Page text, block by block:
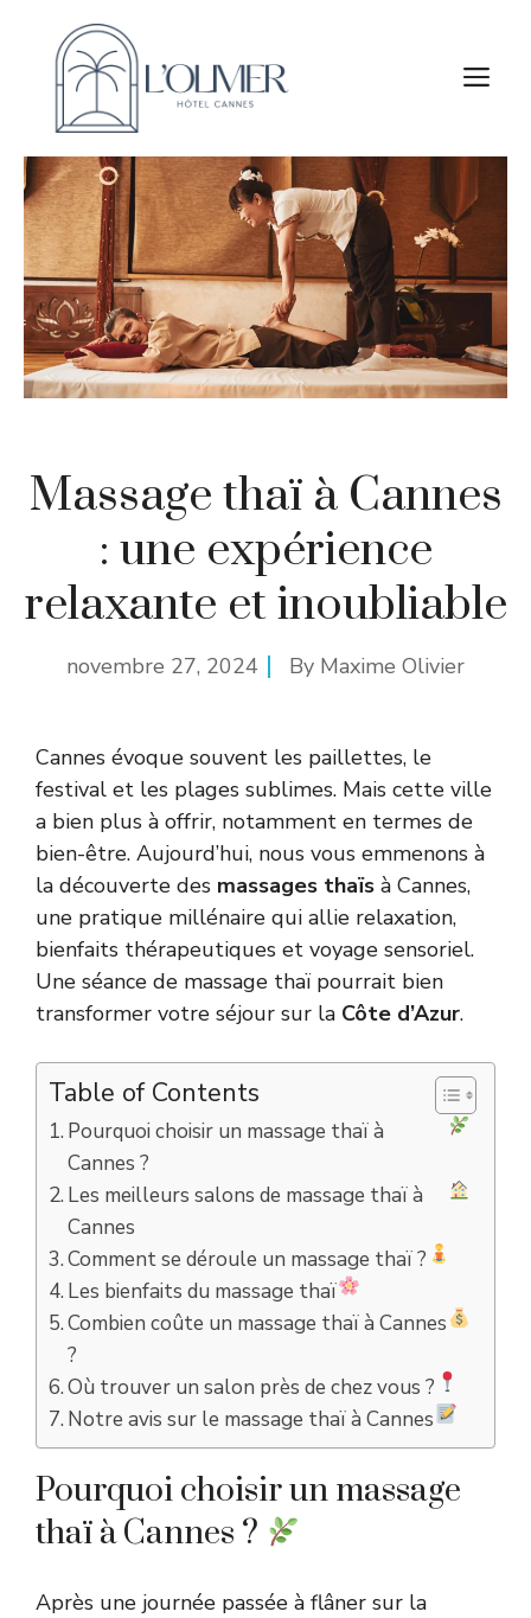
contenu
Massage thaï à Cannes
: une expérience
relaxante et inoubliable
novembre 27, 2024 By Maxime Olivier
Cannes évoque souvent les paillettes, le
festival et les plages sublimes. Mais cette ville
a bien plus à offrir, notamment en termes de
bien-être. Aujourd’hui, nous vous emmenons à
la découverte des massages thaïs à Cannes,
une pratique millénaire qui allie relaxation,
bienfaits thérapeutiques et voyage sensoriel.
Une séance de massage thaï pourrait bien
transformer votre séjour sur la Côte d’Azur.
Table of Contents
Pourquoi choisir un massage thaï à
Cannes ?
Les meilleurs salons de massage thaï à
Cannes
Comment se déroule un massage thaï ?
Les bienfaits du massage thaï
Combien coûte un massage thaï à Cannes
?
Où trouver un salon près de chez vous ?
Notre avis sur le massage thaï à Cannes
Pourquoi choisir un massage
thaï à Cannes ?
Après une journée passée à flâner sur la